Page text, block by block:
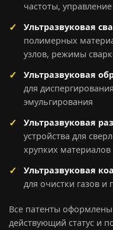
частоты,
Ультразвуковая
полимерных
узлов, режимы
Ультразвуковая
для
эмульгирования
Ультразвуковая
устройства для
хрупких материалов
Ультразвуковая
для очистки газов и
Все патенты
действующий статус и